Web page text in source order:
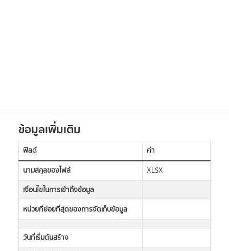
ข้อมูลเพิ่มเติม
ฟิลด์
ค่า
นามสกุลของไฟล์
XLSX
เงื่อนไขในการเข้าถึงข้อมูล
หน่วยที่ย่อยที่สุดของการจัดเก็บข้อมูล
วันที่เริ่มต้นสร้าง